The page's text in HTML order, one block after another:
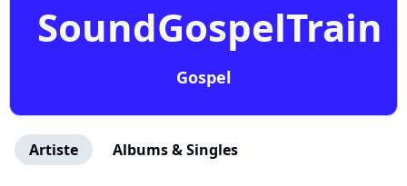
SoundGospelTrain
Gospel
Artiste Albums & Singles